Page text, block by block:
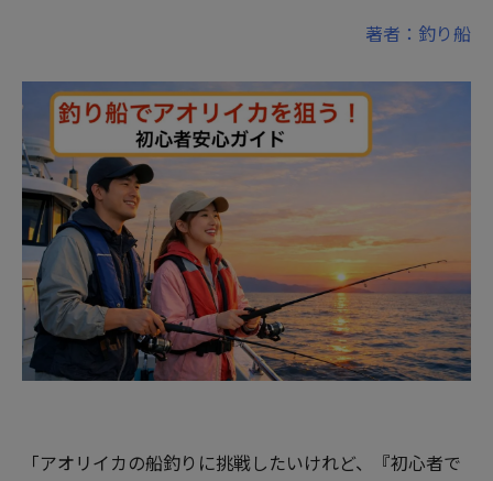
著者：釣り船
「アオリイカの船釣りに挑戦したいけれど、『初心者で